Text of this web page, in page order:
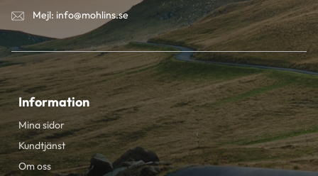
Mejl: info@mohlins.se
Information
Mina sidor
Kundtjänst
Om oss